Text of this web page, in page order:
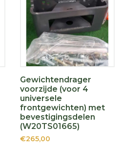
Gewichtendrager
voorzijde (voor 4
universele
frontgewichten) met
bevestigingsdelen
(W20TS01665)
€265,00